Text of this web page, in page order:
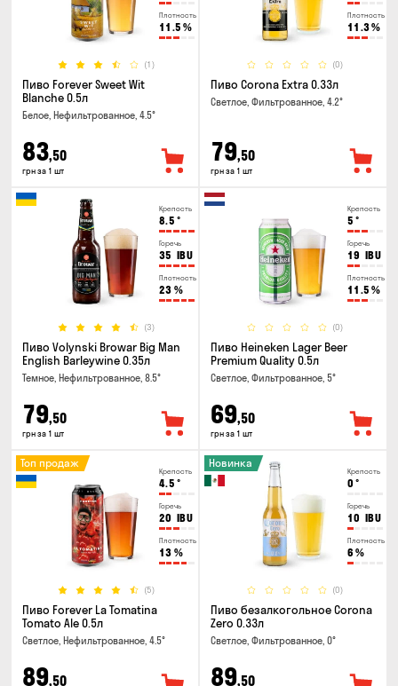
Плотность
11.5 %
(1)
Пиво Forever Sweet Wit
Blanche 0.5л
Белое, Нефильтрованное, 4.5°
83,50
грн за 1 шт
Плотность
11.3%
(0)
Пиво Corona Extra 0.33л
Светлое, Фильтрованное, 4.2°
79,50
грн за 1 шт
Крепость
8.5 °
Горечь
35 IBU
Плотность
23 %
(3)
Пиво Volynski Browar Big Man
English Barleywine 0.35л
Темное, Нефильтрованное, 8.5°
79,50
грн за 1 шт
Крепость
5 °
Горечь
19 IBU
Плотность
11.5 %
(0)
Пиво Heineken Lager Beer
Premium Quality 0.5л
Светлое, Фильтрованное, 5°
69,50
грн за 1 шт
Крепость
4.5 °
Горечь
20 IBU
Плотность
13 %
(5)
Топ продаж
Пиво Forever La Tomatina
Tomato Ale 0.5л
Светлое, Нефильтрованное, 4.5°
89,50
Крепость
0 °
Горечь
10 IBU
Плотность
6 %
(0)
Новинка
Пиво безалкогольное Corona
Zero 0.33л
Светлое, Фильтрованное, 0°
89,50